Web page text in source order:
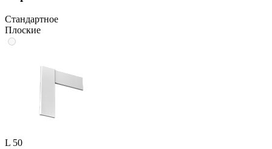
Стандартное
Плоские
L 50